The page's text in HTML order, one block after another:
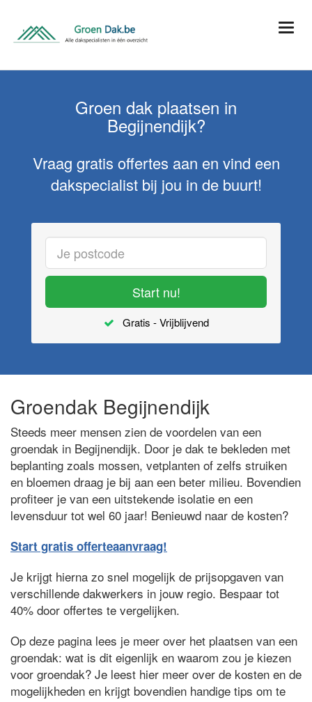
Groen dak plaatsen in
Begijnendijk?
Vraag gratis offertes aan en vind een
dakspecialist bij jou in de buurt!
Start nu!
Gratis - Vrijblijvend
Groendak Begijnendijk
Steeds meer mensen zien de voordelen van een
groendak in Begijnendijk. Door je dak te bekleden met
beplanting zoals mossen, vetplanten of zelfs struiken
en bloemen draag je bij aan een beter milieu. Bovendien
profiteer je van een uitstekende isolatie en een
levensduur tot wel 60 jaar! Benieuwd naar de kosten?
Start gratis offerteaanvraag!
Je krijgt hierna zo snel mogelijk de prijsopgaven van
verschillende dakwerkers in jouw regio. Bespaar tot
40% door offertes te vergelijken.
Op deze pagina lees je meer over het plaatsen van een
groendak: wat is dit eigenlijk en waarom zou je kiezen
voor groendak? Je leest hier meer over de kosten en de
mogelijkheden en krijgt bovendien handige tips om te